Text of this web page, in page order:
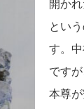
開か
とい
す。
です
本尊